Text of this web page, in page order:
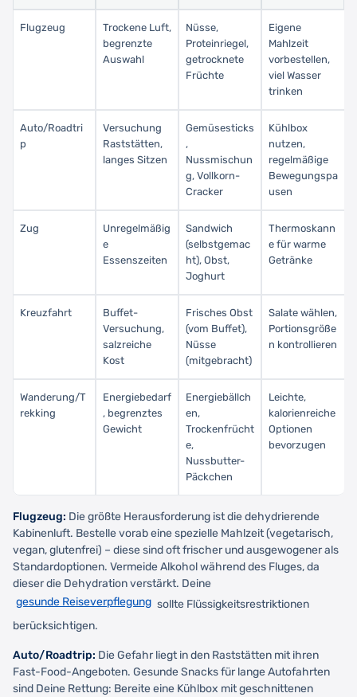
Flugzeug
Trockene Luft,
begrenzte
Auswahl
Nüsse,
Proteinriegel,
getrocknete
Früchte
Eigene
Mahlzeit
vorbestellen,
viel Wasser
trinken
Auto/Roadtri
p
Versuchung
Raststätten,
langes Sitzen
Gemüsesticks
,
Nussmischun
g, Vollkorn-
Cracker
Kühlbox
nutzen,
regelmäßige
Bewegungspa
usen
Zug
Unregelmäßig
e
Essenszeiten
Sandwich
(selbstgemac
ht), Obst,
Joghurt
Thermoskann
e für warme
Getränke
Kreuzfahrt
Buffet-
Versuchung,
salzreiche
Kost
Frisches Obst
(vom Buffet),
Nüsse
(mitgebracht)
Salate wählen,
Portionsgröße
n kontrollieren
Wanderung/T
rekking
Energiebedarf
, begrenztes
Gewicht
Energiebällch
en,
Trockenfrücht
e,
Nussbutter-
Päckchen
Leichte,
kalorienreiche
Optionen
bevorzugen
Flugzeug: Die größte Herausforderung ist die dehydrierende
Kabinenluft. Bestelle vorab eine spezielle Mahlzeit (vegetarisch,
vegan, glutenfrei) – diese sind oft frischer und ausgewogener als
Standardoptionen. Vermeide Alkohol während des Fluges, da
dieser die Dehydration verstärkt. Deine
gesunde Reiseverpflegung sollte Flüssigkeitsrestriktionen
berücksichtigen.
Auto/Roadtrip: Die Gefahr liegt in den Raststätten mit ihren
Fast-Food-Angeboten. Gesunde Snacks für lange Autofahrten
sind Deine Rettung: Bereite eine Kühlbox mit geschnittenen